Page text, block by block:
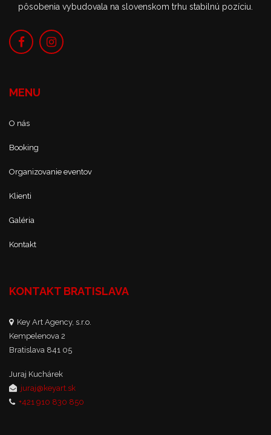
pôsobenia vybudovala na slovenskom trhu stabilnú pozíciu.
MENU
O nás
Booking
Organizovanie eventov
Klienti
Galéria
Kontakt
KONTAKT BRATISLAVA
Key Art Agency, s.r.o.
Kempelenova 2
Bratislava 841 05
Juraj Kuchárek
juraj@keyart.sk
+421 910 830 850